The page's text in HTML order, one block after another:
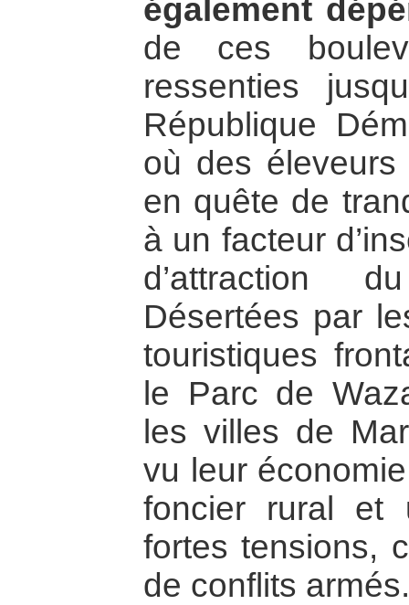
également
de ces
ressenties
République
où des éleveurs
en quête de
à un facteur
d’attraction
Désertées par
touristiques
le Parc de
les villes de
vu leur
foncier rural et
fortes tensions,
de conflits armés.